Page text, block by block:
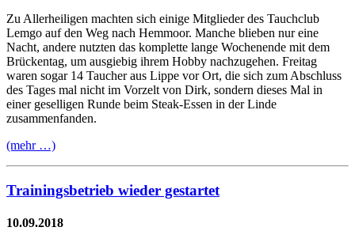
Zu Allerheiligen machten sich einige Mitglieder des Tauchclub
Lemgo auf den Weg nach Hemmoor. Manche blieben nur eine
Nacht, andere nutzten das komplette lange Wochenende mit dem
Brückentag, um ausgiebig ihrem Hobby nachzugehen. Freitag
waren sogar 14 Taucher aus Lippe vor Ort, die sich zum Abschluss
des Tages mal nicht im Vorzelt von Dirk, sondern dieses Mal in
einer geselligen Runde beim Steak-Essen in der Linde
zusammenfanden.
(mehr …)
Trainingsbetrieb wieder gestartet
10.09.2018